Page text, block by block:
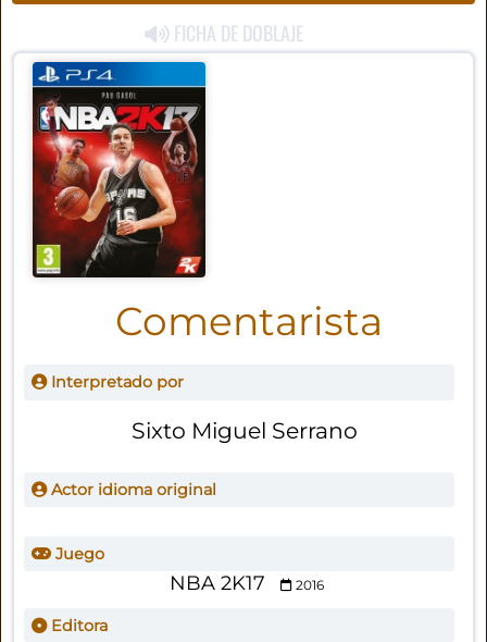
FICHA DE DOBLAJE
Comentarista
Interpretado por
Sixto Miguel Serrano
Actor idioma original
Juego
NBA 2K17 2016
Editora